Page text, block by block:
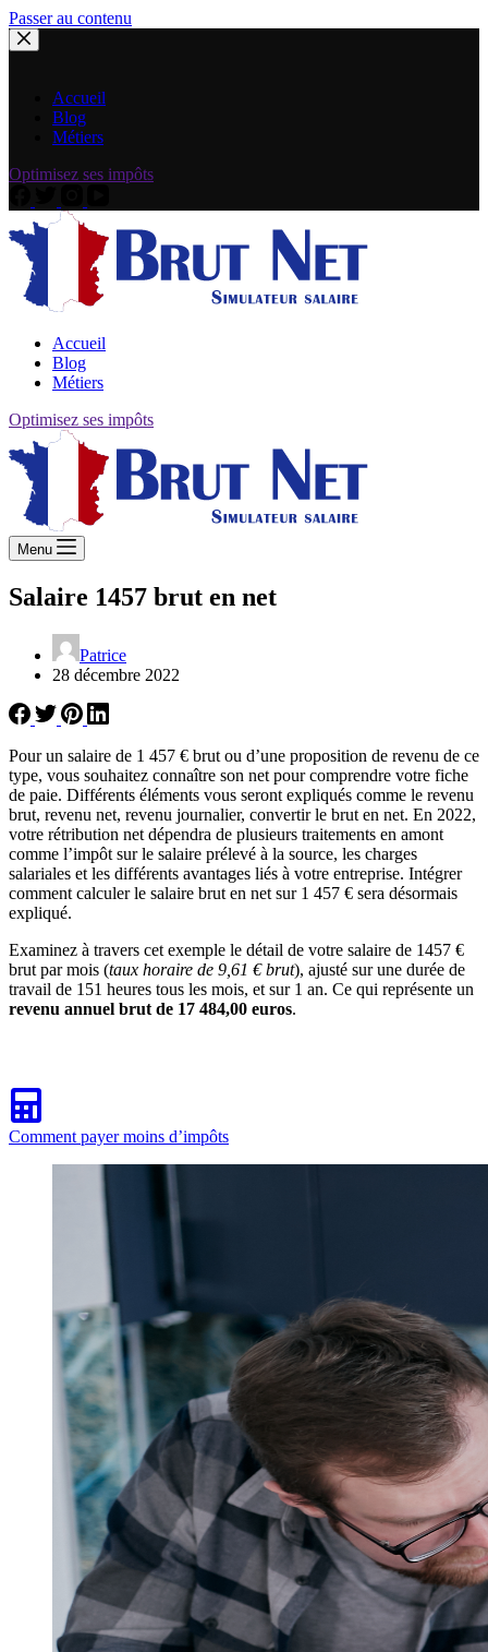
Passer au contenu
Accueil
Blog
Métiers
Optimisez ses impôts
Accueil
Blog
Métiers
Optimisez ses impôts
Menu
Salaire 1457 brut en net
Patrice
28 décembre 2022
Pour un salaire de 1 457 € brut ou d’une proposition de revenu de ce
type, vous souhaitez connaître son net pour comprendre votre fiche
de paie. Différents éléments vous seront expliqués comme le revenu
brut, revenu net, revenu journalier, convertir le brut en net. En 2022,
votre rétribution net dépendra de plusieurs traitements en amont
comme l’impôt sur le salaire prélevé à la source, les charges
salariales et les différents avantages liés à votre entreprise. Intégrer
comment calculer le salaire brut en net sur 1 457 € sera désormais
expliqué.
Examinez à travers cet exemple le détail de votre salaire de 1457 €
brut par mois (taux horaire de 9,61 € brut), ajusté sur une durée de
travail de 151 heures tous les mois, et sur 1 an. Ce qui représente un
revenu annuel brut de 17 484,00 euros.
Comment payer moins d’impôts